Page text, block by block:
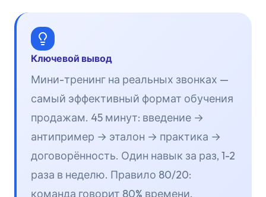
Ключевой вывод
Мини-тренинг на реальных звонках —
самый эффективный формат обучения
продажам. 45 минут: введение →
антипример → эталон → практика →
договорённость. Один навык за раз, 1-2
раза в неделю. Правило 80/20:
команда говорит 80% времени.